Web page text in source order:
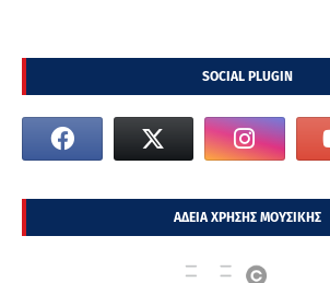
SOCIAL PLUGIN
ΑΔΕΙΑ ΧΡΗΣΗΣ ΜΟΥΣΙΚΗΣ